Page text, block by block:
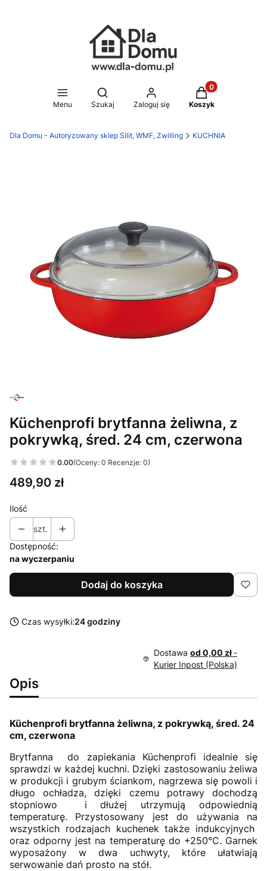
Menu
Otwórz wyszukiwarkę
Szukaj Zaloguj się
Produkty w
Koszyk
Dla Domu - Autoryzowany sklep Silit, WMF, Zwilling KUCHNIA
Küchenprofi brytfanna żeliwna, z
pokrywką, śred. 24 cm, czerwona
0.00(Oceny: 0 Recenzje: 0)
Cena
489,90 zł
Ilość
szt.
Dostępność:
na wyczerpaniu
Dodaj do koszyka
Czas wysyłki:24 godziny
Dostawa od 0,00 zł -
Kurier Inpost (Polska)
Opis
Küchenprofi brytfanna żeliwna, z pokrywką, śred. 24
cm, czerwona
Brytfanna do zapiekania Küchenprofi idealnie się
sprawdzi w każdej kuchni. Dzięki zastosowaniu żeliwa
w produkcji i grubym ściankom, nagrzewa się powoli i
długo ochładza, dzięki czemu potrawy dochodzą
stopniowo i dłużej utrzymują odpowiednią
temperaturę. Przystosowany jest do używania na
wszystkich rodzajach kuchenek także indukcyjnych
oraz odporny jest na temperaturę do +250°C. Garnek
wyposażony w dwa uchwyty, które ułatwiają
serwowanie dań prosto na stół.